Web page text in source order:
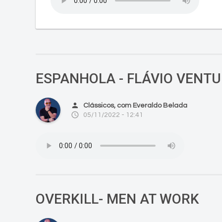
ESPANHOLA - FLÁVIO
person Clássicos, com Everaldo Belada
access_time 05/11/2022 - 12:41
OVERKILL- MEN AT WORK